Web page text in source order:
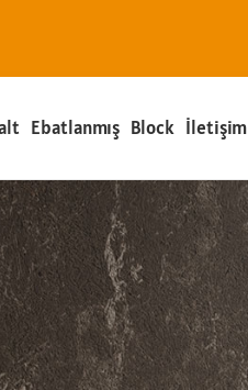
Ebatlanmış Block İletişim